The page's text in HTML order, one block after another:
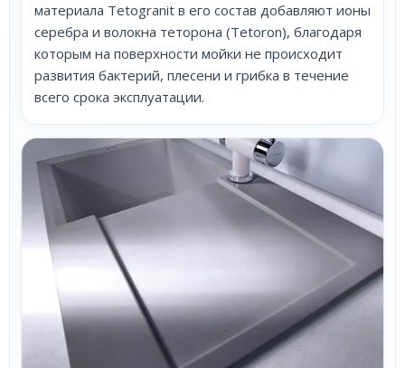
материала Tetogranit в его состав добавляют ионы
серебра и волокна теторона (Tetoron), благодаря
которым на поверхности мойки не происходит
развития бактерий, плесени и грибка в течение
всего срока эксплуатации.